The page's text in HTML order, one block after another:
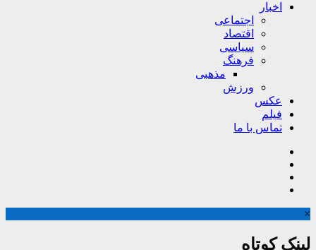
اخبار
اجتماعی
اقتصاد
سیاسی
فرهنگ
مذهبی
ورزش
عکس
فیلم
تماس با ما
×
لینک کوتاه